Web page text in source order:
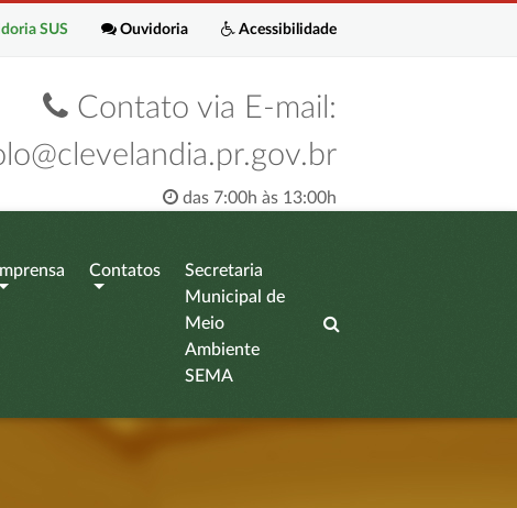
Acessibilidade
Ouvidoria
SUS
Contato via E-mail:
das 7:00h às 13:00h
Imprensa Contatos
Secretaria
Municipal de
Meio
Ambiente
SEMA